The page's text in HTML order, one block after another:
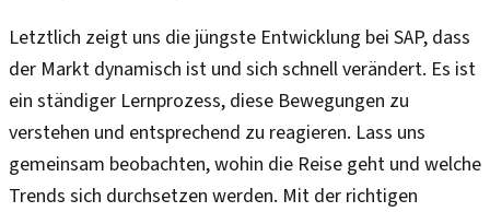
Letztlich zeigt uns die jüngste Entwicklung bei SAP, dass
der Markt dynamisch ist und sich schnell verändert. Es ist
ein ständiger Lernprozess, diese Bewegungen zu
verstehen und entsprechend zu reagieren. Lass uns
gemeinsam beobachten, wohin die Reise geht und welche
Trends sich durchsetzen werden. Mit der richtigen